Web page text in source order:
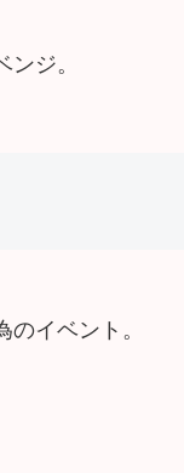
ジ。
イベント。